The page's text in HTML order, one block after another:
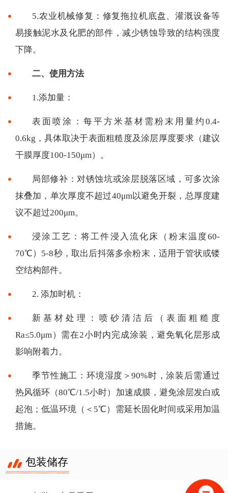
5.农业机械修复：修复拖拉机底盘、灌溉设备等
易接触泥水及化肥的部件，减少锈蚀导致的结构强度
下降。
二、使用方法
1.添加量：
表面喷涂：每平方米基材需粉末用量约0.4-
0.6kg，具体取决于表面粗糙度及涂层厚度要求（建议
干膜厚度100-150μm）。
局部修补：对锈蚀坑或涂层脱落区域，可多次涂
抹叠加，单次厚度不超过40μm以避免开裂，总厚度建
议不超过200μm。
浸涂工艺：将工件浸入流化床（粉末温度60-
70℃）5-8秒，取出后抖落多余粉末，适用于管状或镂
空结构部件。
2. 添加时机：
新基材处理：喷砂清洁后（表面粗糙度
Ra≤5.0μm）需在2小时内完成涂装，避免氧化层形成
影响附着力。
季节性施工：环境湿度＞90%时，涂装后需通过
热风循环（80℃/1.5小时）加速成膜，避免涂层发白或
起泡；低温环境（＜5℃）需延长固化时间或采用加温
措施。
包装储存